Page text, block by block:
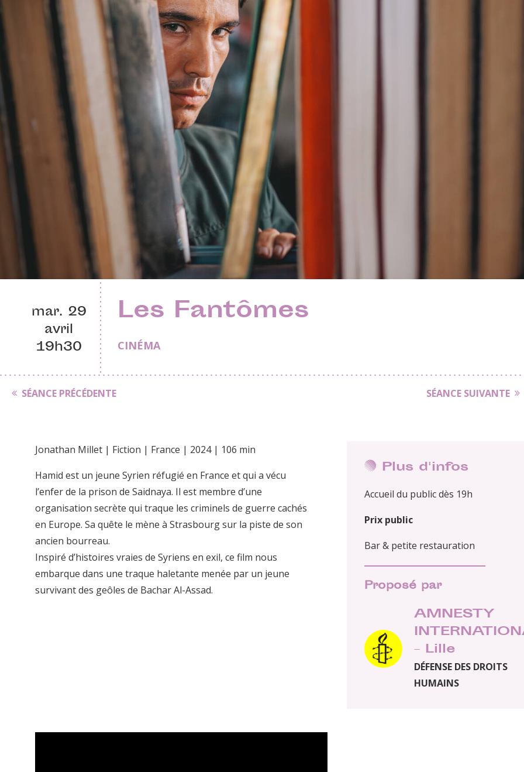
mar. 29
avril
19h30
Les Fantômes
CINÉMA
SÉANCE PRÉCÉDENTE SÉANCE SUIVANTE
Plus d'infos
Accueil du public dès 19h
Prix public
Bar & petite restauration
Proposé par
AMNESTY
– Lille
DÉFENSE DES DROITS
HUMAINS
Jonathan Millet | Fiction | France | 2024 | 106 min
Hamid est un jeune Syrien réfugié en France et qui a vécu
l’enfer de la prison de Saidnaya. Il est membre d’une
organisation secrète qui traque les criminels de guerre cachés
en Europe. Sa quête le mène à Strasbourg sur la piste de son
ancien bourreau.
Inspiré d’histoires vraies de Syriens en exil, ce film nous
embarque dans une traque haletante menée par un jeune
survivant des geôles de Bachar Al-Assad.